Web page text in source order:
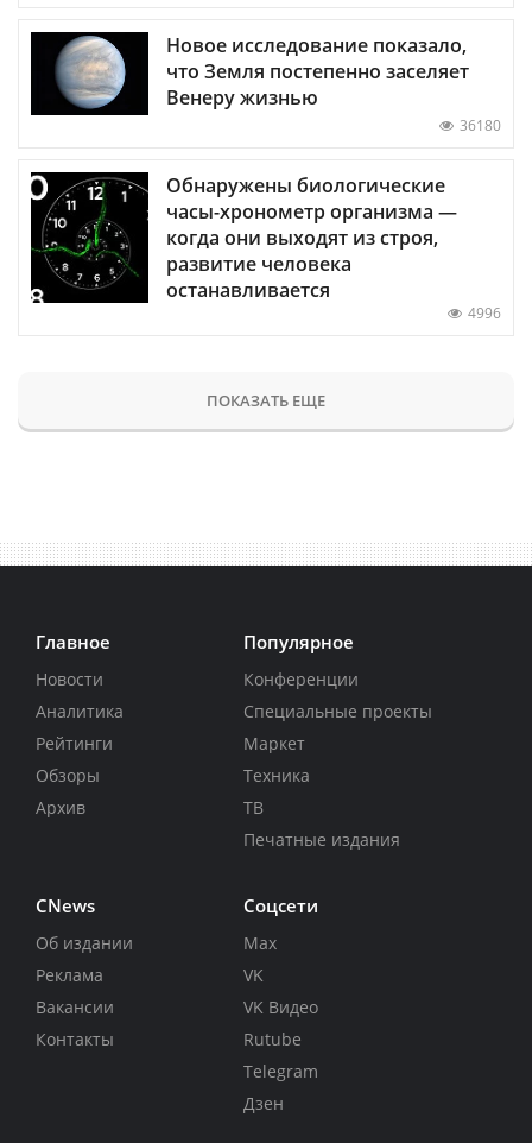
Новое исследование показало,
что Земля постепенно заселяет
Венеру жизнью
36180
Обнаружены биологические
часы-хронометр организма —
когда они выходят из строя,
развитие человека
останавливается
4996
ПОКАЗАТЬ ЕЩЕ
Главное
Новости
Аналитика
Рейтинги
Обзоры
Архив
Популярное
Конференции
Специальные проекты
Маркет
Техника
ТВ
Печатные издания
CNews
Об издании
Реклама
Вакансии
Контакты
Соцсети
Max
VK
VK Видео
Rutube
Telegram
Дзен